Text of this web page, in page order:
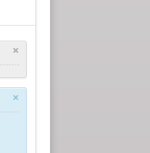
×
×